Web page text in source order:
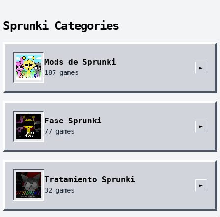
Sprunki Categories
Mods de Sprunki
187games
►
Fase Sprunki
77games
►
Tratamiento Sprunki
32games
►